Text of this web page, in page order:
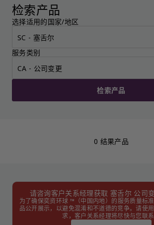
检索产品
选择适用的国家/地区
服务类别
检索产品
0 结果产品
请咨询客户关系经理获取 塞舌尔 公司
为了确保奕资环球 ™（中国内地）的服务质量标
品公开展示，以避免混淆和不道德的竞争。请使
求，客户关系经理将尽快与您联系